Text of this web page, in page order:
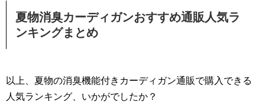
夏物消臭カーディガンおすすめ通販人気ラ
ンキングまとめ
以上、夏物の消臭機能付きカーディガン通販で購入できる
人気ランキング、いかがでしたか？